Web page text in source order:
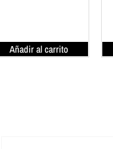
Añadir al carrito